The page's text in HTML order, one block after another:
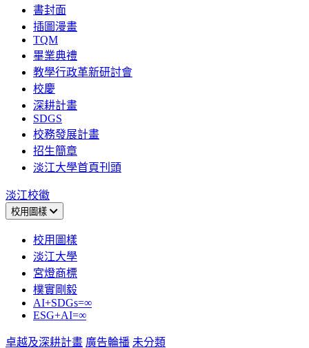
書封面
插圖漫畫
TQM
畢業典禮
教學行政革新研討會
校慶
深耕計畫
SDGS
校務發展計畫
招生簡章
淡江大學首頁刊頭
淡江校徽
校用圖樣
校用圖樣
淡江大學
宮燈商標
樸實剛毅
AI+SDGs=∞
ESG+AI=∞
卓越及深耕計畫 廣告輪播 未分類